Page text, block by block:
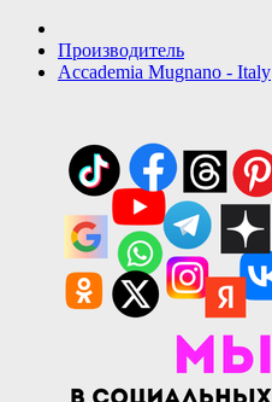
Производитель
Accademia Mugnano - Italy